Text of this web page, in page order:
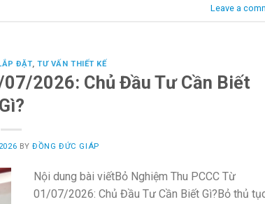
Leave a
ĐẶT,TƯ VẤN THIẾT KẾ
2026: Chủ Đầu Tư Cần Biết
Gì?
BYĐỒNG ĐỨC GIÁP
Nội dung bài viếtBỏ Nghiệm Thu PCCC Từ
01/07/2026: Chủ Đầu Tư Cần Biết Gì?Bỏ thủ